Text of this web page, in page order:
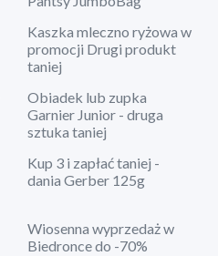
Kaszka mleczno ryżowa w
promocji Drugi produkt
taniej
Obiadek lub zupka
Garnier Junior - druga
sztuka taniej
Kup 3 i zapłać taniej -
dania Gerber 125g
Wiosenna wyprzedaż w
Biedronce do -70%